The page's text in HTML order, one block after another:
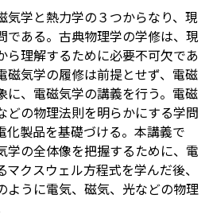
気学と熱力学の３つからなり、現
である。古典物理学の学修は、現
ら理解するために必要不可欠であ
磁気学の履修は前提とせず、電磁
に、電磁気学の講義を行う。電磁
どの物理法則を明らかにする学問
化製品を基礎づける。本講義で
学の全体像を把握するために、電
クスウェル方程式を学んだ後、
ように電気、磁気、光などの物理